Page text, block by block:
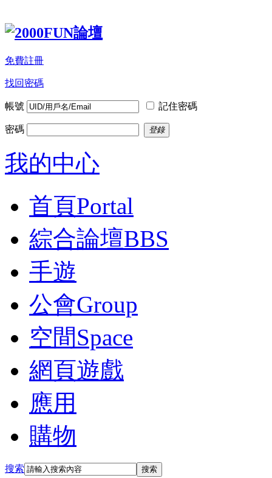
免費註冊
找回密碼
帳號 記住密碼
密碼 登錄
我的中心
首頁Portal
綜合論壇BBS
手遊
公會Group
空間Space
網頁遊戲
應用
購物
搜索 搜索